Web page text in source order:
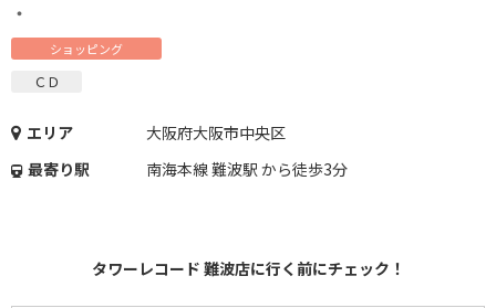
・
ショッピング
ＣＤ
エリア
大阪府大阪市中央区
最寄り駅
南海本線 難波駅 から徒歩3分
タワーレコード 難波店に行く前にチェック！